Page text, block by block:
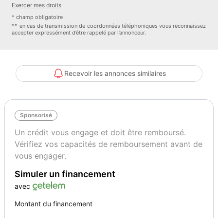
panneaux de signalisation)
Système d'assistance au conducteur : Assistant de changement de
voie
Intérieur : aluminium brossé
Réservoir de carburant : 90 litres
Design)
Volant chauffant (AV supplémentaire pour le volant)
Suspension pneumatique à commande électronique (Porsche
Active Suspension Management (PASM))
Phares Matrix LED avec système d'éclairage dynamique Porsche
Dynamic Light System Plus (PDLS+)
Toit ouvrant panoramique coulissant en deux parties, électrique à
l'avant
Enjoliveurs de roue avec écusson Porsche coloré
Exercer mes droits
* champ obligatoire
** en cas de transmission de coordonnées téléphoniques vous reconnaissez
accepter expressément d’être rappelé par l’annonceur.
Recevoir les annonces similaires
Sponsorisé
Un crédit vous engage et doit être remboursé.
Vérifiez vos capacités de remboursement avant de
vous engager.
Simuler un financement
avec
Montant du financement